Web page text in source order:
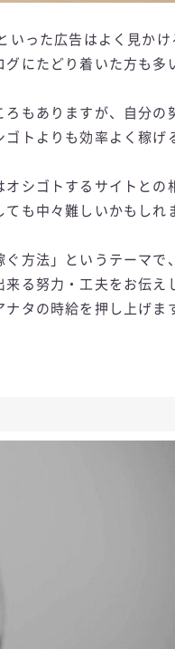
いった広告はよく見か
にたどり着いた方も多
もありますが、自分の
トよりも効率よく稼げ
シゴトするサイトとの
も中々難しいかもしれ
方法」というテーマで
る努力・工夫をお伝え
タの時給を押し上げま